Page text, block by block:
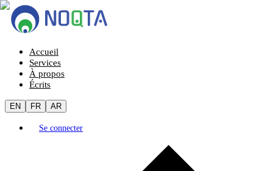
Accueil
Services
À propos
Écrits
EN FR AR
Se connecter